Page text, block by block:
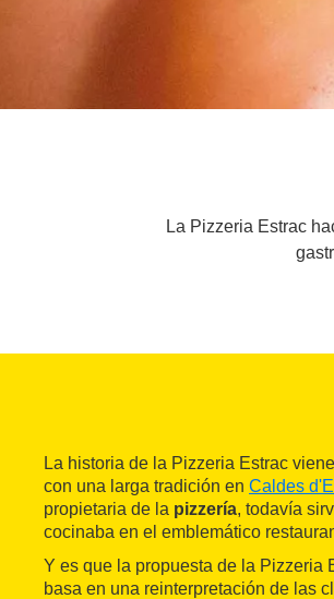
La Pizzeria Estrac
La historia de la Pizzeria Estrac
con una larga tradición en Caldes
propietaria de la pizzería, todavía
cocinaba en el emblemático
Y es que la propuesta de la Pizzeria
basa en una reinterpretación de las